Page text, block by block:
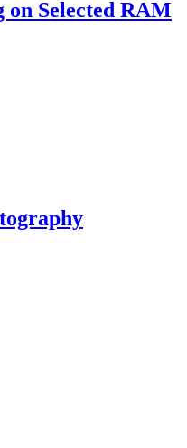
on Selected RAM